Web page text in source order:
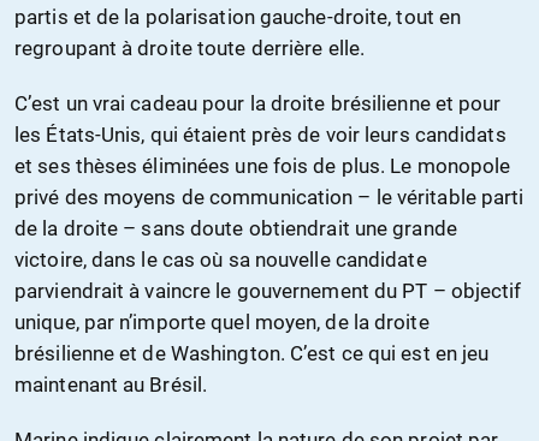
partis et de la polarisation gauche-droite, tout en
regroupant à droite toute derrière elle.
C’est un vrai cadeau pour la droite brésilienne et pour
les États-Unis, qui étaient près de voir leurs candidats
et ses thèses éliminées une fois de plus. Le monopole
privé des moyens de communication – le véritable parti
de la droite – sans doute obtiendrait une grande
victoire, dans le cas où sa nouvelle candidate
parviendrait à vaincre le gouvernement du PT – objectif
unique, par n’importe quel moyen, de la droite
brésilienne et de Washington. C’est ce qui est en jeu
maintenant au Brésil.